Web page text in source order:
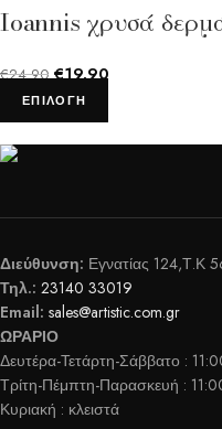
Ioannis χρυσά
€24.90 €19.90
ΕΠΙΛΟΓΉ
Διεύθυνση: Εγνατίας 124,Τ.Κ
Τηλ.: 23140 33019
Email: sales@artistic.com.gr
ΩΡΑΡΙΟ
Δευτέρα-Τετάρτη-Σάββατο :
Τρίτη-Πέμπτη-Παρασκευή :
Κυριακή : κλειστά